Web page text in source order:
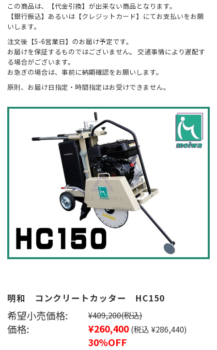
この商品は、【代金引換】が出来ない商品となります。
【銀行振込】あるいは【クレジットカード】にてお支払いをお願
いします。
注文後【5-6営業日】のお届け予定です。
お届けを保証するものではございません。 交通事情により遅配す
る場合がございます。
お急ぎの場合は、事前に納期確認をお願いします。
原則、お届け日指定・時間指定はお受けできません。
明和 コンクリートカッター HC150
希望小売価格: ¥409,200(税込)
価格: ¥260,400 (税込 ¥286,440)
30%OFF